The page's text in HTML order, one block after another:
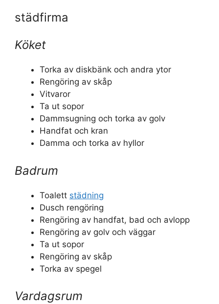
städfirma
Köket
Torka av diskbänk och andra ytor
Rengöring av skåp
Vitvaror
Ta ut sopor
Dammsugning och torka av golv
Handfat och kran
Damma och torka av hyllor
Badrum
Toalett städning
Dusch rengöring
Rengöring av handfat, bad och avlopp
Rengöring av golv och väggar
Ta ut sopor
Rengöring av skåp
Torka av spegel
Vardagsrum